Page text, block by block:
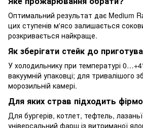
Оптимальний результат дає Medium
цих ступенів м'ясо залишається
розкривається найкраще.
Як зберігати стейк до
У холодильнику при температурі
вакуумній упаковці; для тривалішого
морозильній камері.
Для яких страв підходить
Для бургерів, котлет, тефтель,
універсальний фарш із витриманої